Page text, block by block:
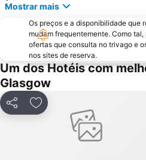
Mostrar mais
Os preços e a disponibilidade que
mudam frequentemente. Como
ofertas que consulta no trivago e
nos sites de reserva.
Um dos Hotéis com
Glasgow
PartilharAdicionar aos favoritos